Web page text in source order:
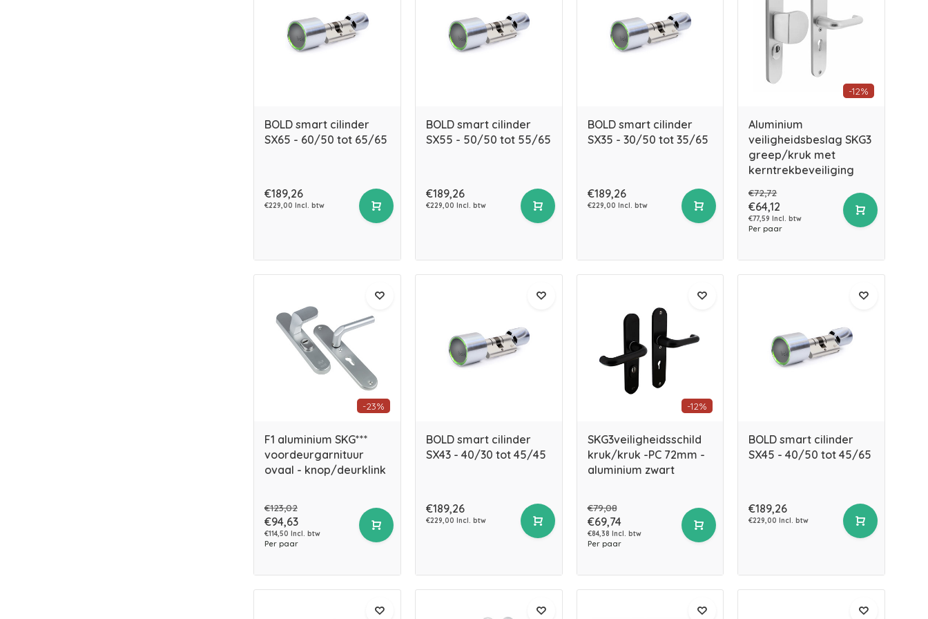
BOLD smart cilinder
SX65 - 60/50 tot 65/65
€189,26
€229,00 Incl. btw
BOLD smart cilinder
SX55 - 50/50 tot 55/65
€189,26
€229,00 Incl. btw
BOLD smart cilinder
SX35 - 30/50 tot 35/65
€189,26
€229,00 Incl. btw
-12%
Aluminium
veiligheidsbeslag SKG3
greep/kruk met
kerntrekbeveiliging
€72,72
€64,12
€77,59 Incl. btw
Per paar
-23%
F1 aluminium SKG***
voordeurgarnituur
ovaal - knop/deurklink
€123,02
€94,63
€114,50 Incl. btw
Per paar
BOLD smart cilinder
SX43 - 40/30 tot 45/45
€189,26
€229,00 Incl. btw
-12%
SKG3veiligheidsschild
kruk/kruk -PC 72mm -
aluminium zwart
€79,08
€69,74
€84,38 Incl. btw
Per paar
BOLD smart cilinder
SX45 - 40/50 tot 45/65
€189,26
€229,00 Incl. btw